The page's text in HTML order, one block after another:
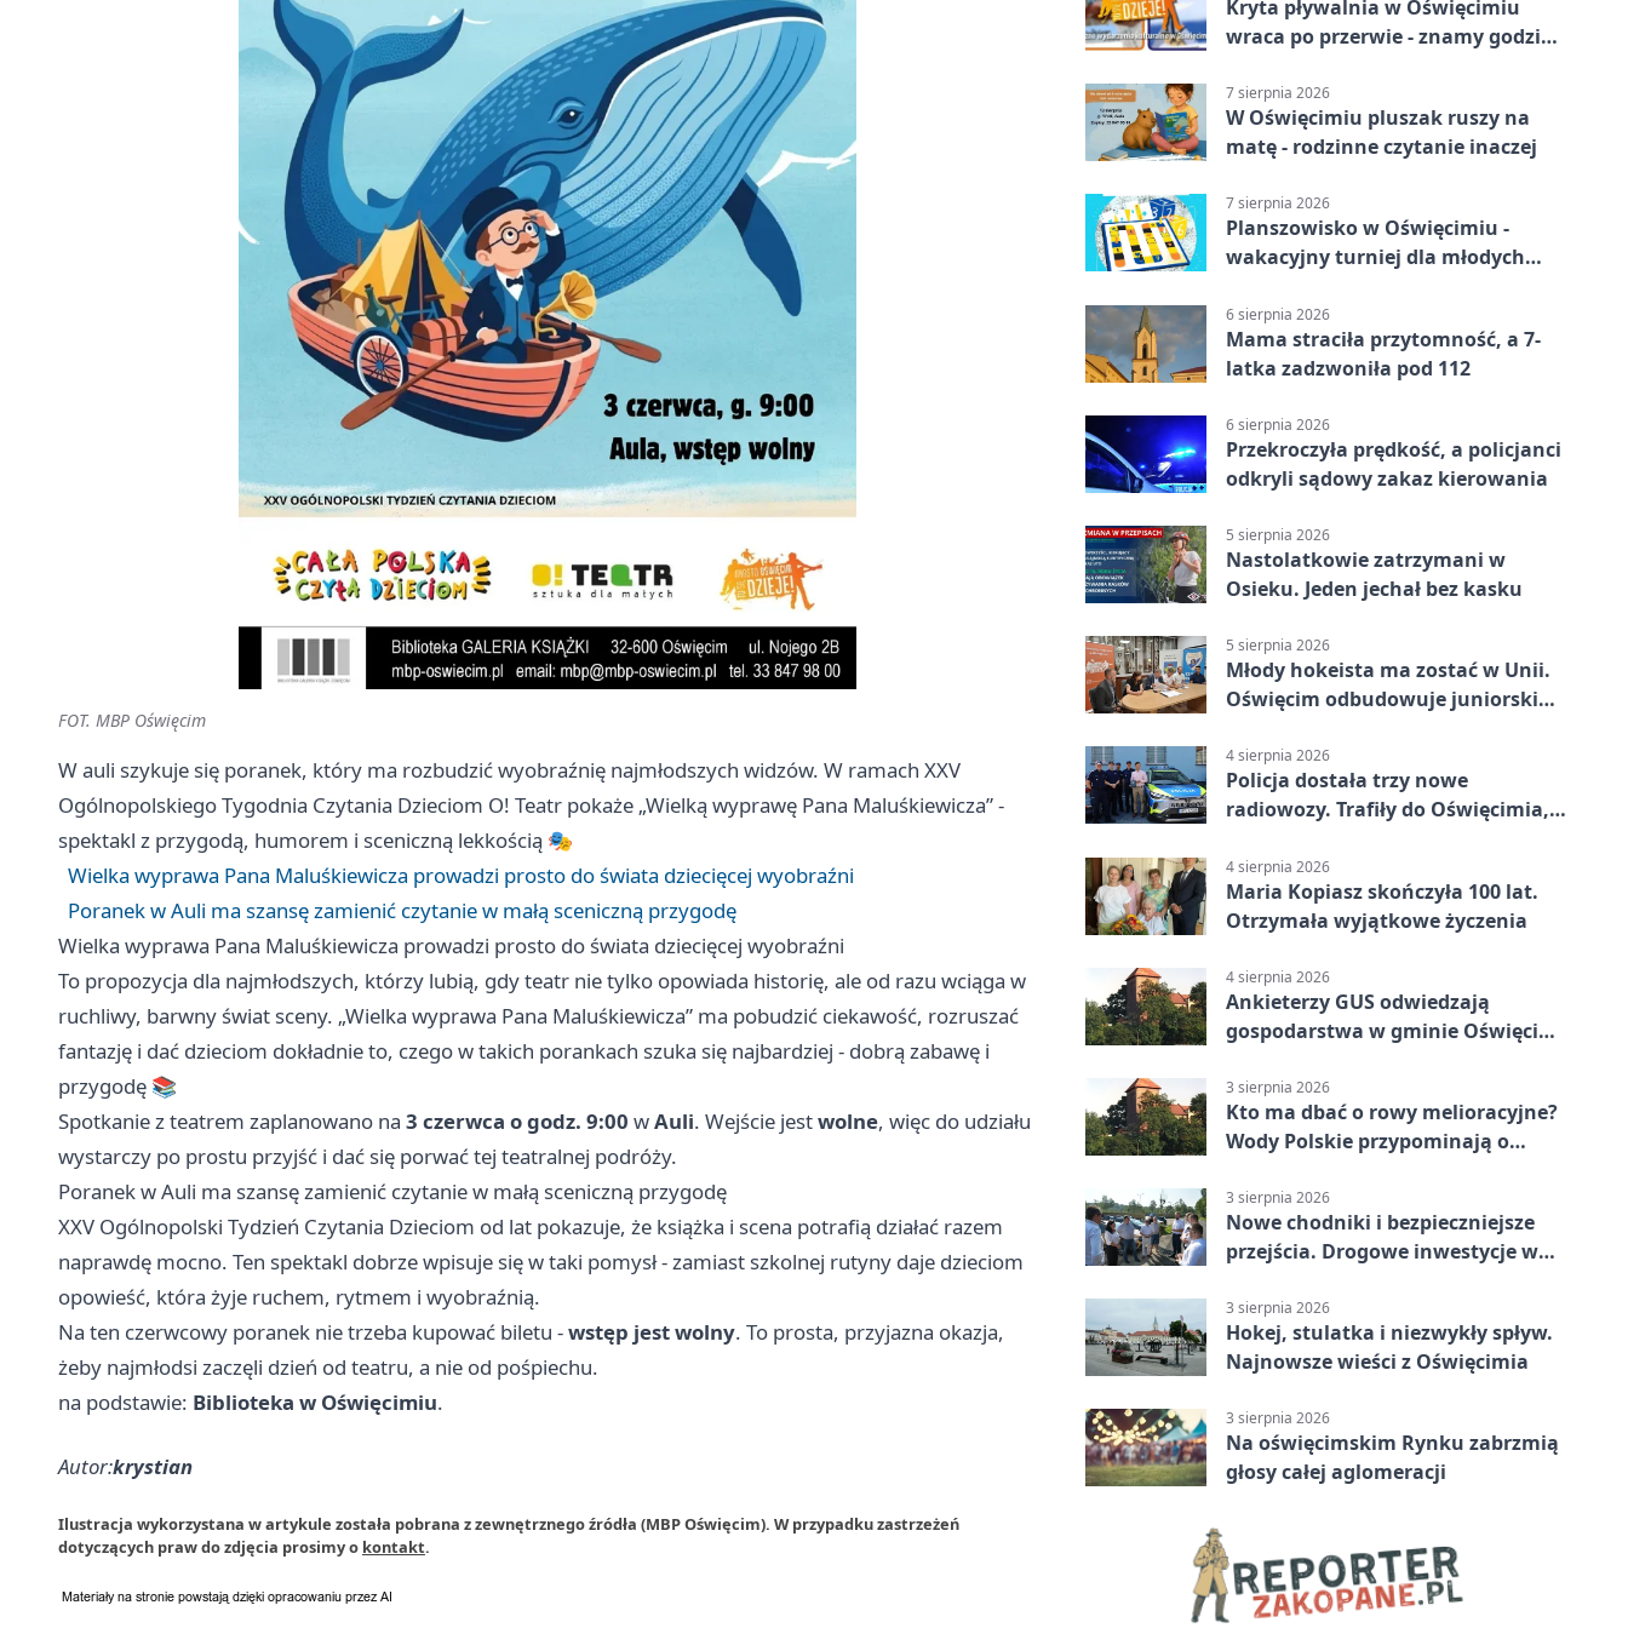
FOT. MBP Oświęcim
W auli szykuje się poranek, który ma rozbudzić wyobraźnię najmłodszych widzów. W ramach XXV
Ogólnopolskiego Tygodnia Czytania Dzieciom O! Teatr pokaże „Wielką wyprawę Pana Maluśkiewicza” -
spektakl z przygodą, humorem i sceniczną lekkością 🎭
Wielka wyprawa Pana Maluśkiewicza prowadzi prosto do świata dziecięcej wyobraźni
Poranek w Auli ma szansę zamienić czytanie w małą sceniczną przygodę
Wielka wyprawa Pana Maluśkiewicza prowadzi prosto do świata dziecięcej wyobraźni
To propozycja dla najmłodszych, którzy lubią, gdy teatr nie tylko opowiada historię, ale od razu wciąga w
ruchliwy, barwny świat sceny. „Wielka wyprawa Pana Maluśkiewicza” ma pobudzić ciekawość, rozruszać
fantazję i dać dzieciom dokładnie to, czego w takich porankach szuka się najbardziej - dobrą zabawę i
przygodę 📚
Spotkanie z teatrem zaplanowano na 3 czerwca o godz. 9:00 wAuli. Wejście jestwolne, więc do udziału
wystarczy po prostu przyjść i dać się porwać tej teatralnej podróży.
Poranek w Auli ma szansę zamienić czytanie w małą sceniczną przygodę
XXV Ogólnopolski Tydzień Czytania Dzieciom od lat pokazuje, że książka i scena potrafią działać razem
naprawdę mocno. Ten spektakl dobrze wpisuje się w taki pomysł - zamiast szkolnej rutyny daje dzieciom
opowieść, która żyje ruchem, rytmem i wyobraźnią.
Na ten czerwcowy poranek nie trzeba kupować biletu -wstęp jest wolny. To prosta, przyjazna okazja,
żeby najmłodsi zaczęli dzień od teatru, a nie od pośpiechu.
na podstawie: Biblioteka w Oświęcimiu.
Autor:krystian
Ilustracja wykorzystana w artykule została pobrana z zewnętrznego źródła (MBP Oświęcim). W przypadku zastrzeżeń
dotyczących praw do zdjęcia prosimy o kontakt.
Kryta pływalnia w Oświęcimiu
wraca po przerwie - znamy godziny
7 sierpnia 2026
W Oświęcimiu pluszak ruszy na
matę - rodzinne czytanie inaczej
7 sierpnia 2026
Planszowisko w Oświęcimiu -
wakacyjny turniej dla młodych
6 sierpnia 2026
Mama straciła przytomność, a 7-
latka zadzwoniła pod 112
6 sierpnia 2026
Przekroczyła prędkość, a policjanci
odkryli sądowy zakaz kierowania
5 sierpnia 2026
Nastolatkowie zatrzymani w
Osieku. Jeden jechał bez kasku
5 sierpnia 2026
Młody hokeista ma zostać w Unii.
Oświęcim odbudowuje juniorski
4 sierpnia 2026
Policja dostała trzy nowe
radiowozy. Trafiły do Oświęcimia,
4 sierpnia 2026
Maria Kopiasz skończyła 100 lat.
Otrzymała wyjątkowe życzenia
4 sierpnia 2026
Ankieterzy GUS odwiedzają
gospodarstwa w gminie Oświęcim.
3 sierpnia 2026
Kto ma dbać o rowy melioracyjne?
Wody Polskie przypominają o
3 sierpnia 2026
Nowe chodniki i bezpieczniejsze
przejścia. Drogowe inwestycje w
3 sierpnia 2026
Hokej, stulatka i niezwykły spływ.
Najnowsze wieści z Oświęcimia
3 sierpnia 2026
Na oświęcimskim Rynku zabrzmią
głosy całej aglomeracji